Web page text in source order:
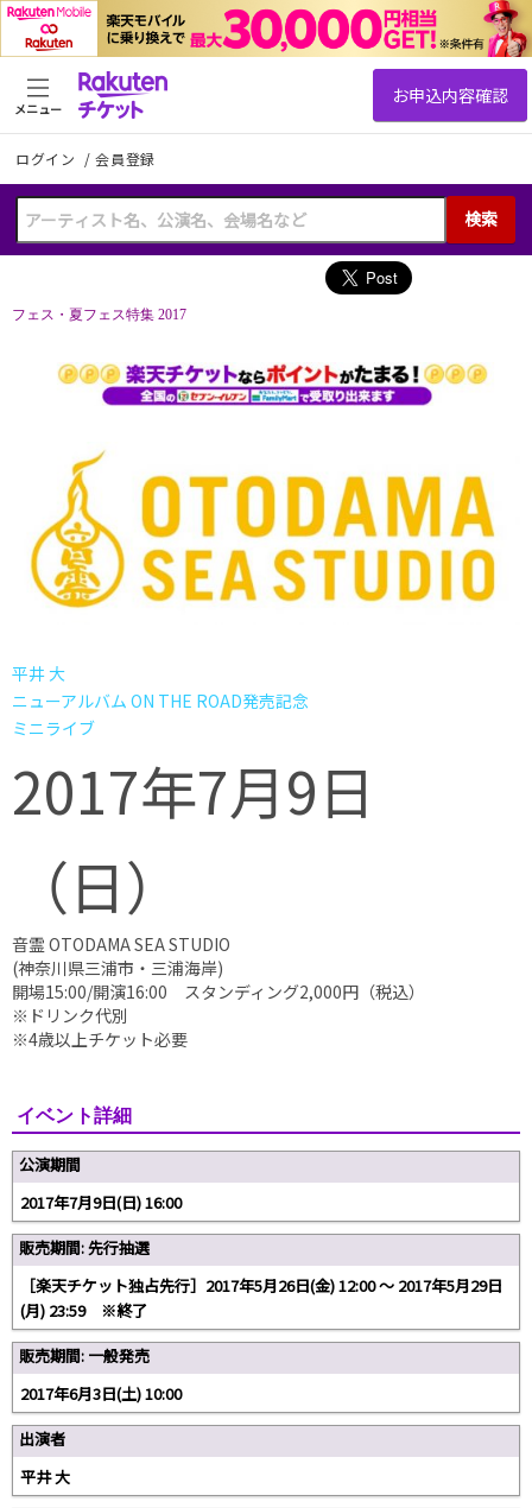
ログイン /会員登録
検索
メニュー
フェス・夏フェス特集 2017
平井 大
ニューアルバム ON THE ROAD発売記念
ミニライブ
2017年7月9日
（日）
音霊 OTODAMA SEA STUDIO
(神奈川県三浦市・三浦海岸)
開場15:00/開演16:00 スタンディング2,000円（税込）
※ドリンク代別
※4歳以上チケット必要
イベント詳細
公演期間
2017年7月9日(日) 16:00
販売期間: 先行抽選
［楽天チケット独占先行］2017年5月26日(金) 12:00 ～ 2017年5月29日
(月) 23:59 ※終了
販売期間: 一般発売
2017年6月3日(土) 10:00
出演者
平井 大